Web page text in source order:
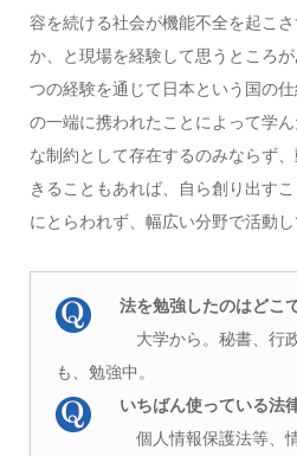
容を続ける社会が機能不全を起こ
か、と現場を経験して思うところ
つの経験を通じて日本という国の
の一端に携われたことによって学
な制約として存在するのみならず
きることもあれば、自ら創り出す
にとらわれず、幅広い分野で活動し
法を勉強したのはどこ
大学から。秘書、行
も、勉強中。
いちばん使っている法
個人情報保護法等、